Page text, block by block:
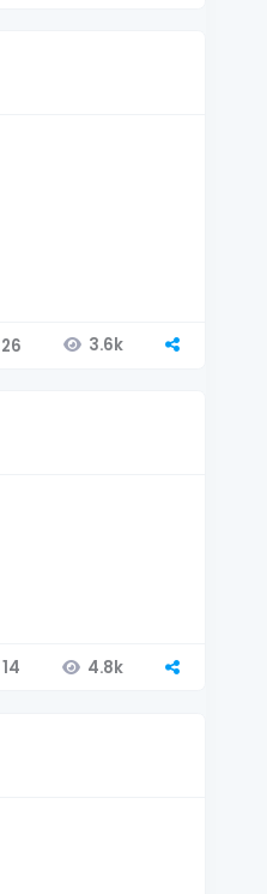
26 3.6k
14 4.8k